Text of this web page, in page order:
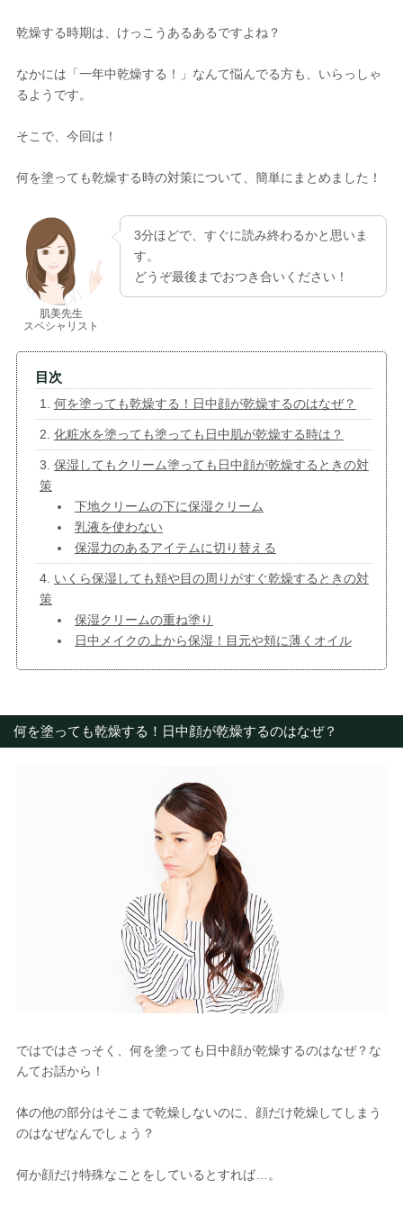
乾燥する時期は、けっこうあるあるですよね？
なかには「一年中乾燥する！」なんて悩んでる方も、いらっしゃ
るようです。
そこで、今回は！
何を塗っても乾燥する時の対策について、簡単にまとめました！
肌美先生
スペシャリスト
3分ほどで、すぐに読み終わるかと思いま
す。
どうぞ最後までおつき合いください！
何を塗っても乾燥する！日中顔が乾燥するのはなぜ？
化粧水を塗っても塗っても日中肌が乾燥する時は？
保湿してもクリーム塗っても日中顔が乾燥するときの対
策
下地クリームの下に保湿クリーム
乳液を使わない
保湿力のあるアイテムに切り替える
いくら保湿しても頬や目の周りがすぐ乾燥するときの対
策
保湿クリームの重ね塗り
日中メイクの上から保湿！目元や頬に薄くオイル
何を塗っても乾燥する！日中顔が乾燥するのはなぜ？
ではではさっそく、何を塗っても日中顔が乾燥するのはなぜ？な
んてお話から！
体の他の部分はそこまで乾燥しないのに、顔だけ乾燥してしまう
のはなぜなんでしょう？
何か顔だけ特殊なことをしているとすれば…。